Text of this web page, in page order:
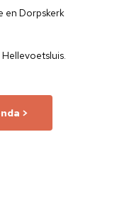
en Dorpskerk
>